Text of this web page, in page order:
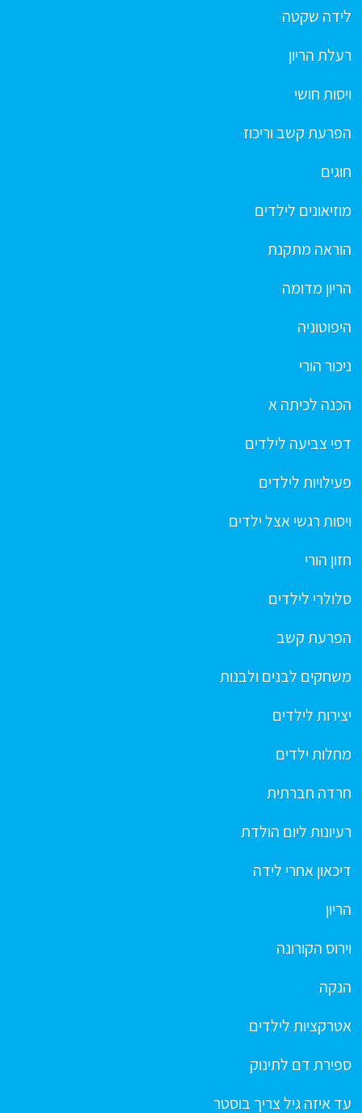
לידה שקטה
רעלת הריון
ויסות חושי
הפרעת קשב וריכוז
חוגים
מוזיאונים לילדים
הוראה מתקנת
הריון מדומה
היפוטוניה
ניכור הורי
הכנה לכיתה א
דפי צביעה לילדים
פעילויות לילדים
ויסות רגשי אצל ילדים
חזון הורי
סלולרי לילדים
הפרעת קשב
משחקים לבנים ולבנות
יצירות לילדים
מחלות ילדים
חרדה חברתית
רעיונות ליום הולדת
דיכאון אחרי לידה
הריון
וירוס הקורונה
הנקה
אטרקציות לילדים
ספירת דם לתינוק
עד איזה גיל צריך בוסטר